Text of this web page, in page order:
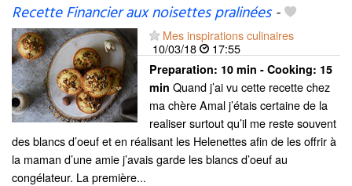
Recette Financier aux noisettes pralinées-
Mes inspirations culinaires
10/03/18
17:55
Preparation: 10 min - Cooking: 15
min Quand j’ai vu cette recette chez
ma chère Amal j’étais certaine de la
realiser surtout qu’il me reste souvent
des blancs d’oeuf et en réalisant les Helenettes afin de les offrir à
la maman d’une amie j’avais garde les blancs d’oeuf au
congélateur. La première...